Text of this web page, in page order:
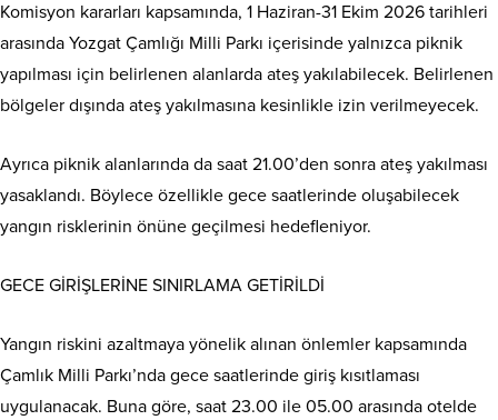
Komisyon kararları kapsamında, 1 Haziran-31 Ekim 2026 tarihleri
arasında Yozgat Çamlığı Milli Parkı içerisinde yalnızca piknik
yapılması için belirlenen alanlarda ateş yakılabilecek. Belirlenen
bölgeler dışında ateş yakılmasına kesinlikle izin verilmeyecek.
Ayrıca piknik alanlarında da saat 21.00’den sonra ateş yakılması
yasaklandı. Böylece özellikle gece saatlerinde oluşabilecek
yangın risklerinin önüne geçilmesi hedefleniyor.
GECE GİRİŞLERİNE SINIRLAMA GETİRİLDİ
Yangın riskini azaltmaya yönelik alınan önlemler kapsamında
Çamlık Milli Parkı’nda gece saatlerinde giriş kısıtlaması
uygulanacak. Buna göre, saat 23.00 ile 05.00 arasında otelde